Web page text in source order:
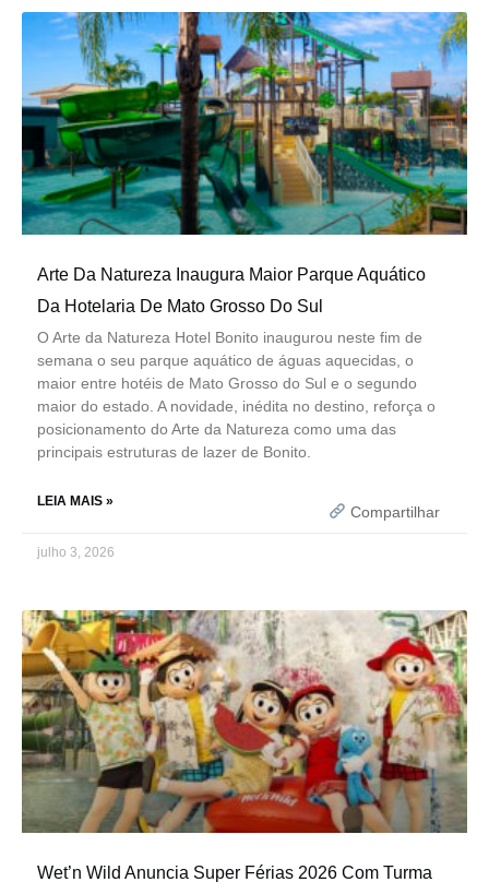
Arte Da Natureza Inaugura Maior Parque Aquático
Da Hotelaria De Mato Grosso Do Sul
O Arte da Natureza Hotel Bonito inaugurou neste fim de
semana o seu parque aquático de águas aquecidas, o
maior entre hotéis de Mato Grosso do Sul e o segundo
maior do estado. A novidade, inédita no destino, reforça o
posicionamento do Arte da Natureza como uma das
principais estruturas de lazer de Bonito.
LEIA MAIS »
Compartilhar
julho 3, 2026
Wet’n Wild Anuncia Super Férias 2026 Com Turma